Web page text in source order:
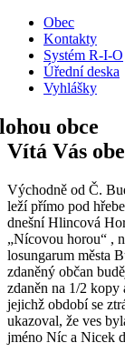
Obec
Kontakty
Systém R-I-O
Úřední deska
Vyhlášky
Vítá Vás
Východně od Č.
leží přímo pod
dnešní Hlincová
„Nícovou horou“ ,
losungarum města
zdaněný občan
zdaněn na 1/2
jejichž období se
ukazoval, že ves
jméno Níc a Nicek